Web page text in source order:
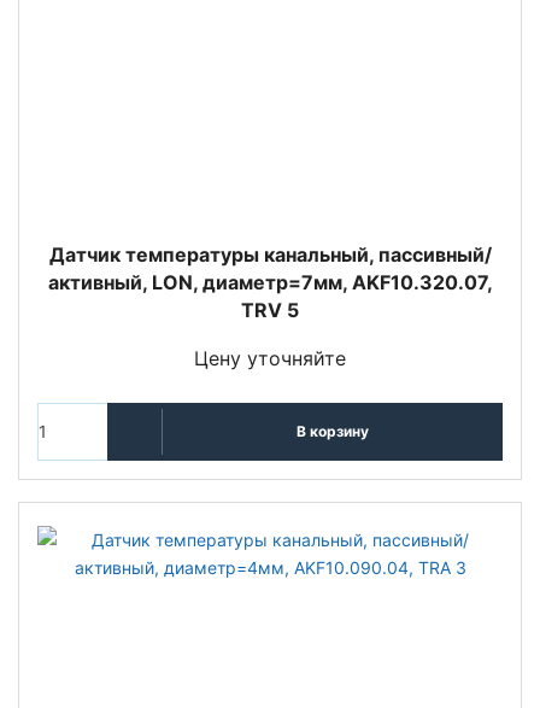
Датчик температуры канальный, пассивный/
активный, LON, диаметр=7мм, AKF10.320.07,
TRV 5
Цену уточняйте
В корзину